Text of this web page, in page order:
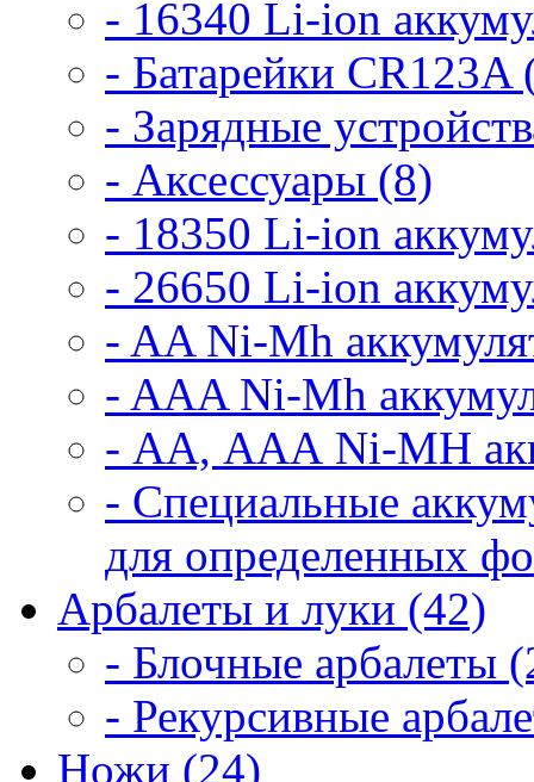
- 16340 Li-ion
- Батарейки CR123A
- Зарядные
- Аксессуары (8)
- 18350 Li-ion
- 26650 Li-ion
- AA Ni-Mh
- AAA Ni-Mh
- АА, ААА Ni-MH
- Специальные
для определенных
Арбалеты и луки (42)
- Блочные арбалеты
- Рекурсивные
Ножи (24)